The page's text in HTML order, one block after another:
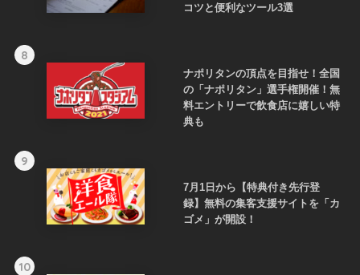
コツと便利なツール3選
8
ナポリタンの頂点を目指せ！全国
の「ナポリタン」選手権開催！無
料エントリーで飲食店に嬉しい特
典も
9
7月1日から【特典付き先行登
録】無料の集客支援サイトを「カ
ゴメ」が開設！
10